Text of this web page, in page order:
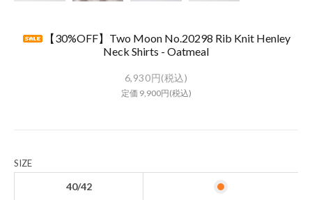
【30%OFF】Two Moon No.20298 Rib Knit Henley
Neck Shirts - Oatmeal
6,930円(税込)
定価 9,900円(税込)
SIZE
40/42